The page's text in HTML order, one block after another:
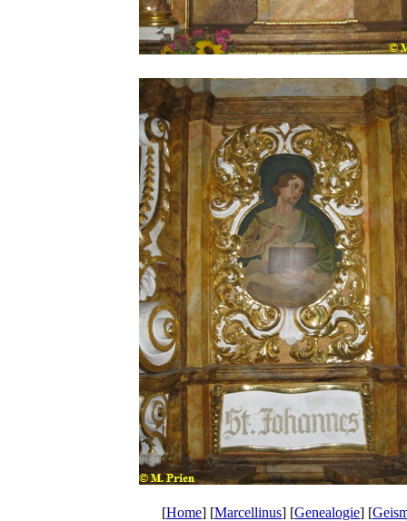
[Home] [Marcellinus] [Genealogie] [